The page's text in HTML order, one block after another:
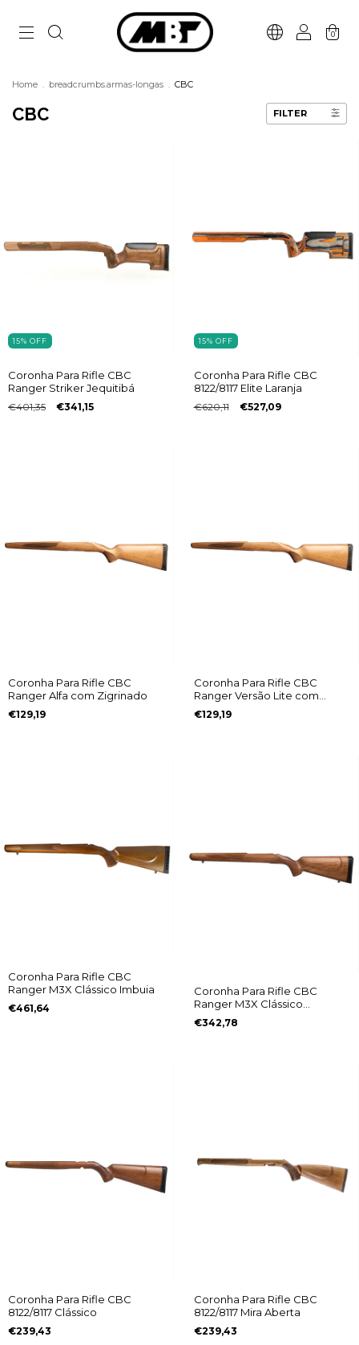
0
Home . breadcrumbs.armas-longas . CBC
CBC FILTER
15% OFF
Coronha Para Rifle CBC
Ranger Striker Jequitibá
€401,35 €341,15
15% OFF
Coronha Para Rifle CBC
8122/8117 Elite Laranja
€620,11 €527,09
Coronha Para Rifle CBC
Ranger Alfa com Zigrinado
€129,19
Coronha Para Rifle CBC
Ranger Versão Lite com
Zigrinado
€129,19
Coronha Para Rifle CBC
Ranger M3X Clássico Imbuia
€461,64
Coronha Para Rifle CBC
Ranger M3X Clássico
Jequitibá
€342,78
Coronha Para Rifle CBC
8122/8117 Clássico
€239,43
Coronha Para Rifle CBC
8122/8117 Mira Aberta
€239,43